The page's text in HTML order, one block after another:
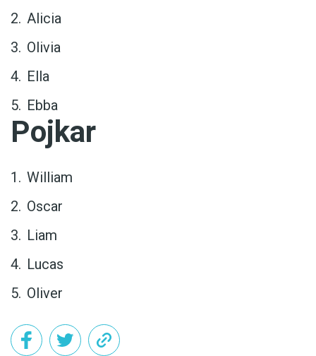
Alicia
Olivia
Ella
Ebba
Pojkar
William
Oscar
Liam
Lucas
Oliver